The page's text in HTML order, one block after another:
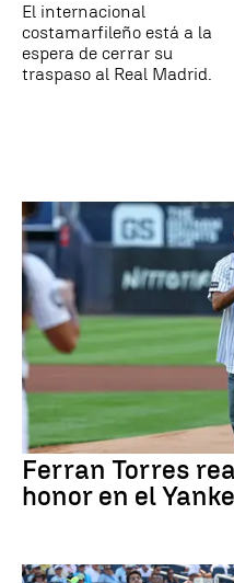
El internacional
costamarfileño está a la
espera de cerrar su
traspaso al Real Madrid.
Ferran Torres
honor en el